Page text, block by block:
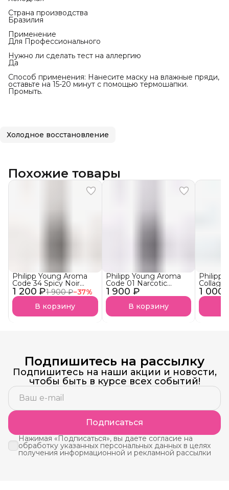
Страна производства
Бразилия
Применение
Для Профессионального
Нужно ли сделать тест на аллергию
Да
Способ применения: Нанесите маску на влажные пряди,
оставьте на 15-20 минут с помощью термошапки.
Промыть.
Холодное восстановление
Похожие товары
1 200 ₽1 900 ₽−37%
Philipp Young Aroma
Code 34 Spicy Noir
Арома-Бустер Пряный
нуар АКЦИЯ!
В корзину
1 900 ₽
Philipp Young Aroma
Code 01 Narcotic
Blossom Арома-
Бустер
Наркотический
Цветок
В корзину
1 000
Philipp
Ultra
Подпишитесь на рассылку
Подпишитесь на наши акции и новости,
чтобы быть в курсе всех событий!
Подписаться
Нажимая «Подписаться», вы даете согласие на
обработку указанных персональных данных в целях
получения информационной и рекламной рассылки